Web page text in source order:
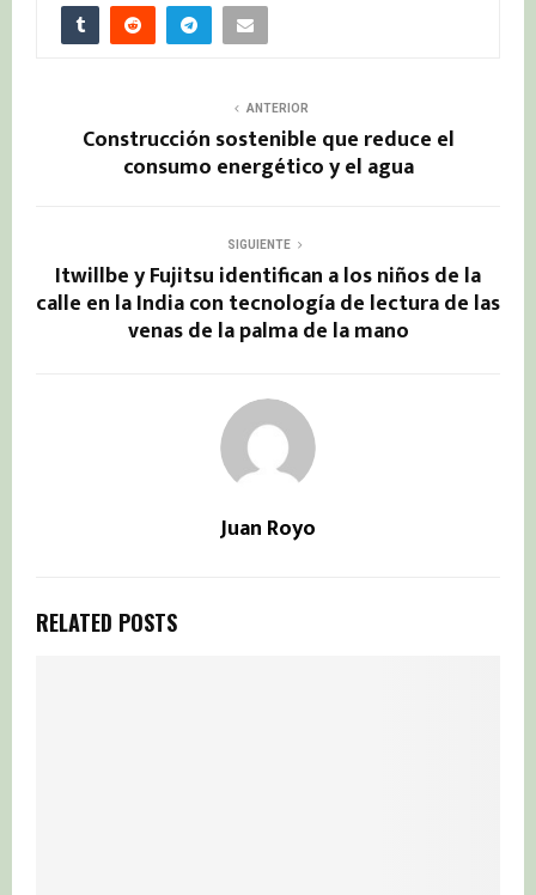
ANTERIOR
Construcción sostenible que reduce el
consumo energético y el agua
SIGUIENTE
Itwillbe y Fujitsu identifican a los niños de la
calle en la India con tecnología de lectura de las
venas de la palma de la mano
Juan Royo
RELATED POSTS